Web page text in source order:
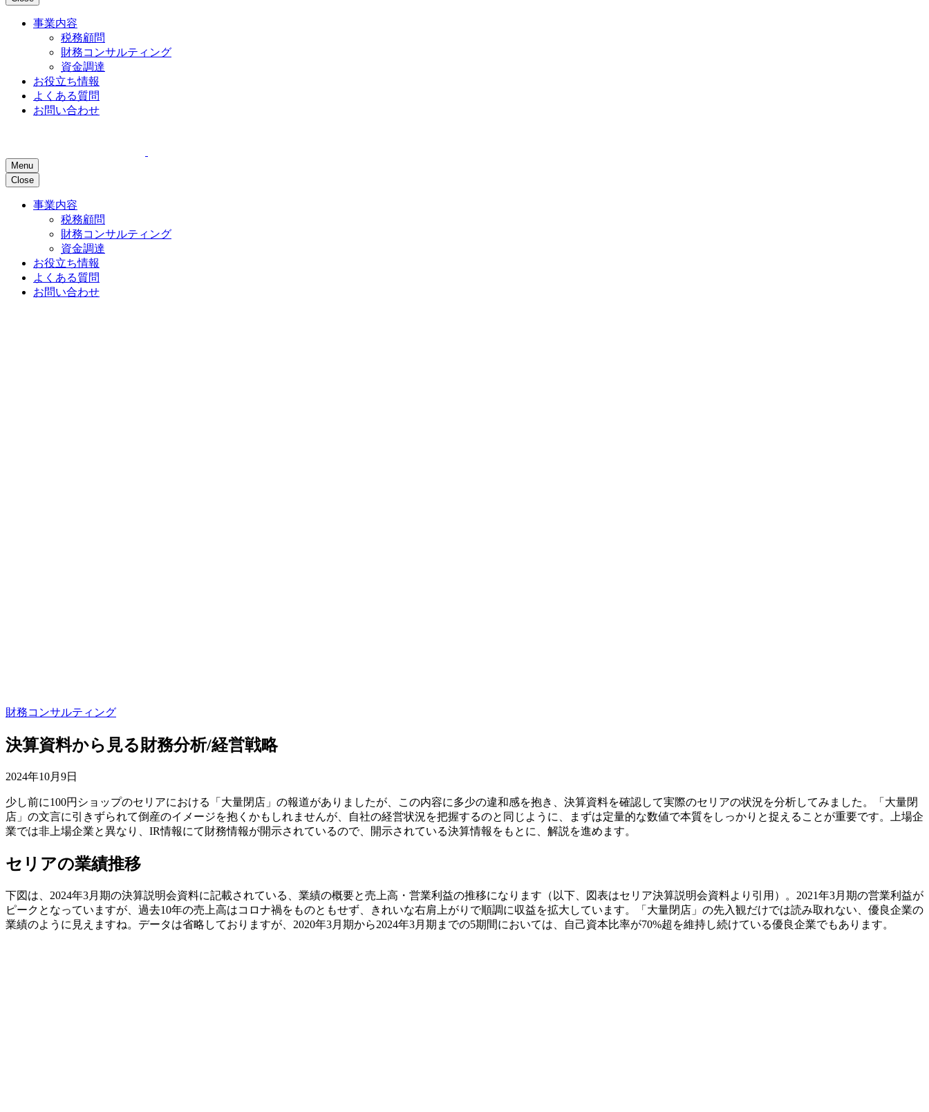
事業内容
税務顧問
財務コンサルティング
資金調達
お役立ち情報
よくある質問
お問い合わせ
Menu
Close
事業内容
税務顧問
財務コンサルティング
資金調達
お役立ち情報
よくある質問
お問い合わせ
財務コンサルティング
決算資料から見る財務分析/経営戦略
2024年10月9日
少し前に100円ショップのセリアにおける「大量閉店」の報道がありましたが、この内容に多少の違和感を抱き、決算資料を確認して実際のセリアの状況を分析してみました。「大量閉
店」の文言に引きずられて倒産のイメージを抱くかもしれませんが、自社の経営状況を把握するのと同じように、まずは定量的な数値で本質をしっかりと捉えることが重要です。上場企
業では非上場企業と異なり、IR情報にて財務情報が開示されているので、開示されている決算情報をもとに、解説を進めます。
セリアの業績推移
下図は、2024年3月期の決算説明会資料に記載されている、業績の概要と売上高・営業利益の推移になります（以下、図表はセリア決算説明会資料より引用）。2021年3月期の営業利益が
ピークとなっていますが、過去10年の売上高はコロナ禍をものともせず、きれいな右肩上がりで順調に収益を拡大しています。「大量閉店」の先入観だけでは読み取れない、優良企業の
業績のように見えますね。データは省略しておりますが、2020年3月期から2024年3月期までの5期間においては、自己資本比率が70%超を維持し続けている優良企業でもあります。